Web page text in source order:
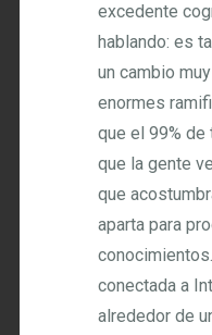
excedente
hablando: es
un cambio
enormes
que el 99% de
que la gente
que
aparta para
conectada a
alrededor de